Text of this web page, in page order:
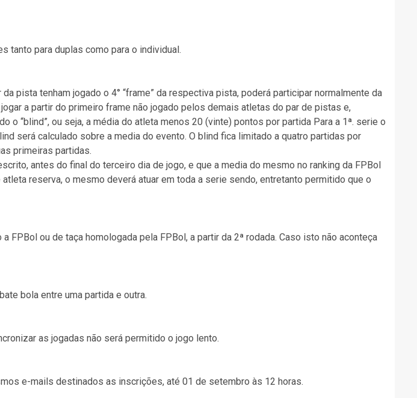
tanto para duplas como para o individual.
pista tenham jogado o 4° “frame” da respectiva pista, poderá participar normalmente da
a partir do primeiro frame não jogado pelos demais atletas do par de pistas e,
“blind”, ou seja, a média do atleta menos 20 (vinte) pontos por partida Para a 1ª. serie o
será calculado sobre a media do evento. O blind fica limitado a quatro partidas por
primeiras partidas.
antes do final do terceiro dia de jogo, e que a media do mesmo no ranking da FPBol
reserva, o mesmo deverá atuar em toda a serie sendo, entretanto permitido que o
ou de taça homologada pela FPBol, a partir da 2ª rodada. Caso isto não aconteça
bola entre uma partida e outra.
as jogadas não será permitido o jogo lento.
e-mails destinados as inscrições, até 01 de setembro às 12 horas.